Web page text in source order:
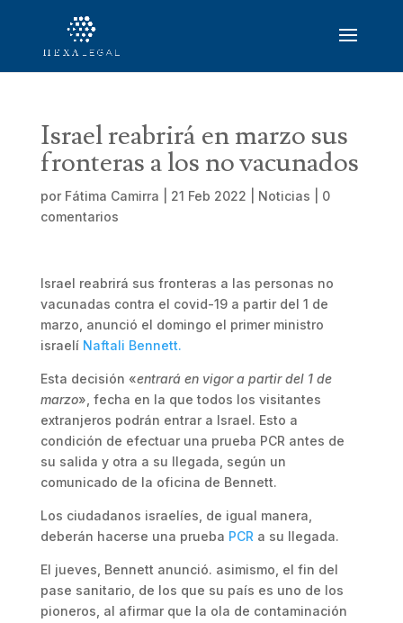
Israel reabrirá en marzo sus
fronteras a los no vacunados
por Fátima Camirra 21 Feb 2022 Noticias
0
comentarios
Israel reabrirá sus fronteras a las personas no
vacunadas contra el covid-19 a partir del 1 de
marzo, anunció el domingo el primer ministro
israelí Naftali Bennett.
Esta decisión «entrará en vigor a partir del 1 de
marzo», fecha en la que todos los visitantes
extranjeros podrán entrar a Israel. Esto a
condición de efectuar una prueba PCR antes de
su salida y otra a su llegada, según un
comunicado de la oficina de Bennett.
Los ciudadanos israelíes, de igual manera,
deberán hacerse una prueba PCR a su llegada.
El jueves, Bennett anunció. asimismo, el fin del
pase sanitario, de los que su país es uno de los
pioneros, al afirmar que la ola de contaminación